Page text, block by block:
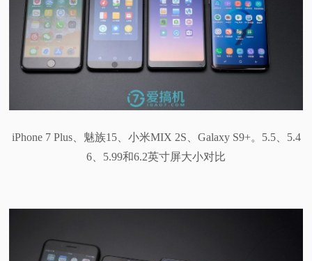
iPhone 7 Plus、魅族15、小米MIX 2S、Galaxy S9+。5.5、5.4
6、5.99和6.2英寸屏大小对比